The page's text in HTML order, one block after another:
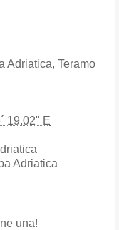
Adriatica, Teramo
19.02" E
Adriatica
una!